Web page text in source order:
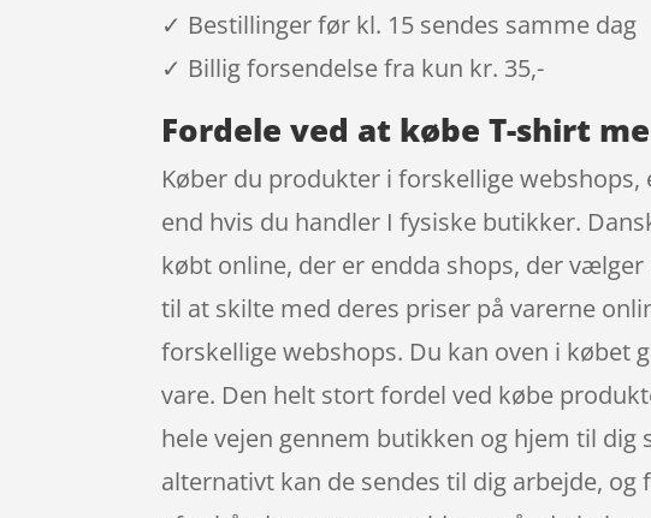
✓ Bestillinger før kl. 15 sendes samme dag
✓ Billig forsendelse fra kun kr. 35,-
Fordele ved at købe T-shirt
Køber du produkter i forskellige
end hvis du handler I fysiske butikker.
købt online, der er endda shops, der
til at skilte med deres priser på varerne
forskellige webshops. Du kan oven i købet
vare. Den helt stort fordel ved købe
hele vejen gennem butikken og hjem til
alternativt kan de sendes til dig arbejde,